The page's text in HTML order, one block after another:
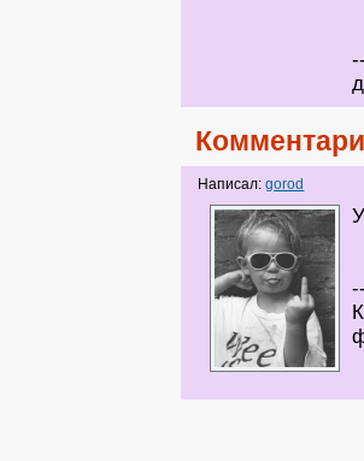
Написал:gorod